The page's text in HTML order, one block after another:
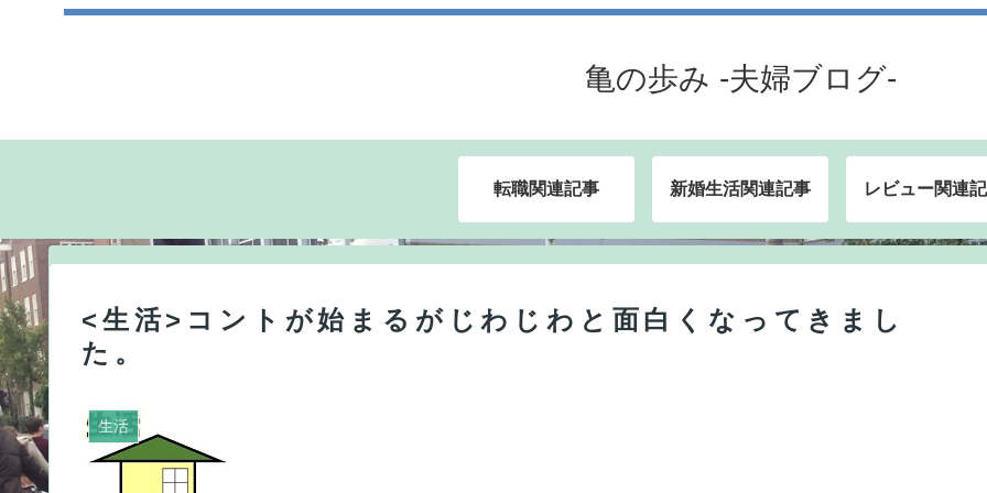
亀の歩み -夫婦ブログ-
転職関連記事 新婚生活関連記事 レビュー関連
<生活>コントが始まるがじわじわと面白くなってきまし
た。
生活